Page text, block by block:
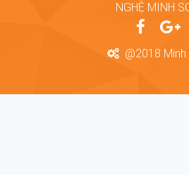
NGHỆ MINH
@2018 Minh